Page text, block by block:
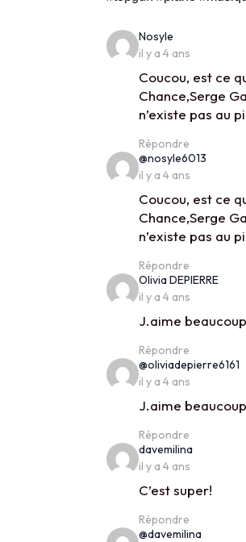
Nosyle
il y a 4 ans
Coucou, est ce
Chance,Serge
n’existe pas au
Répondre
@nosyle6013
il y a 4 ans
Coucou, est ce
Chance,Serge
n’existe pas au
Répondre
Olivia DEPIERREsays:
il y a 4 ans
J.aime
Répondre
@oliviadepierre6161
il y a 4 ans
J.aime
Répondre
davemilinasays:
il y a 4 ans
C’est super!
Répondre
@davemilinasays: